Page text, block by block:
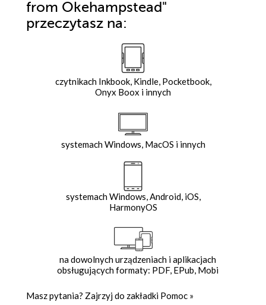
from Okehampstead"
przeczytasz na:
czytnikach Inkbook, Kindle, Pocketbook,
Onyx Boox i innych
systemach Windows, MacOS i innych
systemach Windows, Android, iOS,
HarmonyOS
na dowolnych urządzeniach i aplikacjach
obsługujących formaty: PDF, EPub, Mobi
Masz pytania? Zajrzyj do zakładki Pomoc »